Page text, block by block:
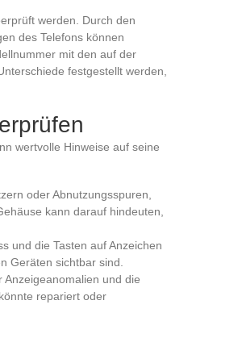
werden. Durch den
des Telefons können
mit den auf der
festgestellt werden,
wertvolle Hinweise auf seine
oder Abnutzungsspuren,
kann darauf hindeuten,
und die Tasten auf Anzeichen
Geräten sichtbar sind.
Anzeigeanomalien und die
repariert oder